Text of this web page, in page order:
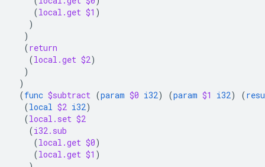
(local.get $1 )
)
)
(return
(local.get $2)
)
)
(func $subtract (param $0 i32) (param $1 i32) (
(local $2 i32)
(local.set $2
(i32.sub
(local.get $0)
(local.get $1 )